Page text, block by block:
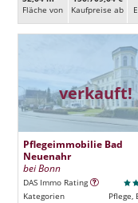
Fläche von
Kaufpreise ab
verkauft!
Pflegeimmobilie Bad
Neuenahr
bei Bonn
DAS Immo Rating
Kategorien
Pflege,